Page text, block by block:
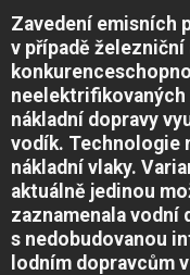
Zavedení emisních
v případě
neelektrifikovaných
nákladní dopravy
vodík. Technologie
nákladní vlaky.
aktuálně jedinou
zaznamenala vodní
s nedobudovanou
lodním dopravcům